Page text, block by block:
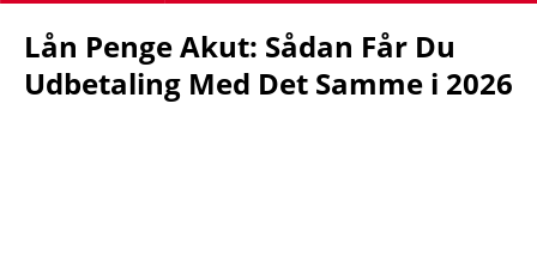
Lån Penge Akut: Sådan Får Du
Udbetaling Med Det Samme i 2026